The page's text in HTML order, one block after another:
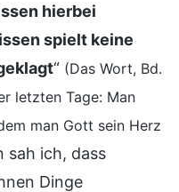
hierbei
spielt keine
“ (Das Wort, Bd.
letzten Tage: Man
man Gott sein Herz
sah ich, dass
Dinge